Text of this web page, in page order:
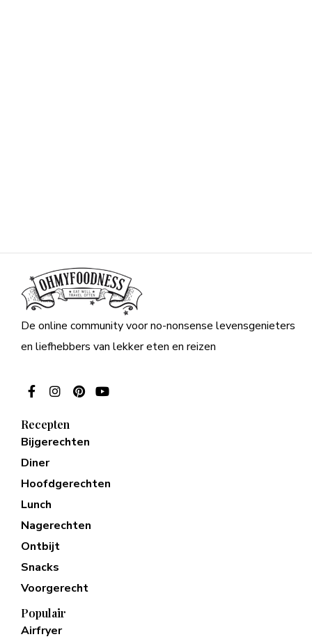
De online community voor no-nonsense levensgenieters
en liefhebbers van lekker eten en reizen
Recepten
Bijgerechten
Diner
Hoofdgerechten
Lunch
Nagerechten
Ontbijt
Snacks
Voorgerecht
Populair
Airfryer